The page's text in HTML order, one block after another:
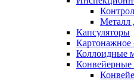
Металл
Капсуляторы
Картонажное
Коллоидные
Конвейерные